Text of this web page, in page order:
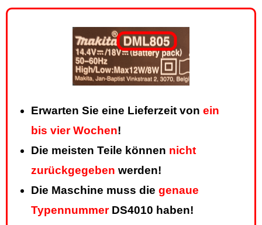
Erwarten Sie eine Lieferzeit von ein
bis vier Wochen!
Die meisten Teile können nicht
zurückgegeben werden!
Die Maschine muss die genaue
TypennummerDS4010 haben!